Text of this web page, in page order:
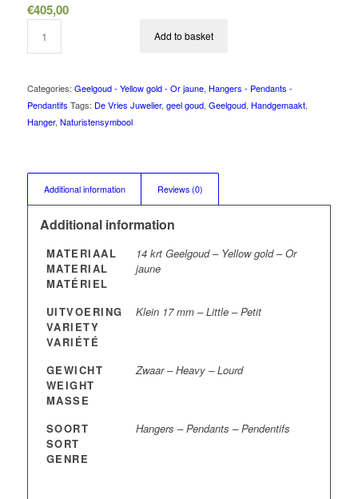
€405,00
Add to basket
Categories: Geelgoud - Yellow gold - Or jaune, Hangers - Pendants -
Pendantifs Tags: De Vries Juwelier, geel goud, Geelgoud, Handgemaakt,
Hanger, Naturistensymbool
Additional information Reviews (0)
Additional information
MATERIAAL
MATERIAL
MATÉRIEL
14 krt Geelgoud – Yellow gold – Or
jaune
UITVOERING
VARIETY
VARIÉTÉ
Klein 17 mm – Little – Petit
GEWICHT
WEIGHT
MASSE
Zwaar – Heavy – Lourd
SOORT
SORT
GENRE
Hangers – Pendants – Pendentifs